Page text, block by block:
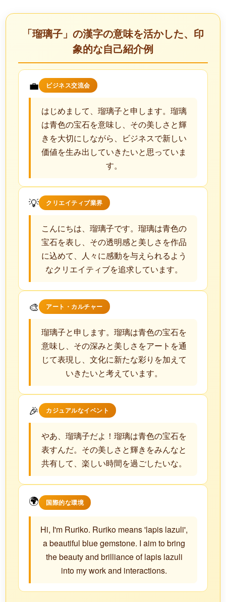
「瑠璃子」の漢字の意味を活かした、印
象的な自己紹介例
💼 ビジネス交流会
はじめまして、瑠璃子と申します。瑠璃
は青色の宝石を意味し、その美しさと輝
きを大切にしながら、ビジネスで新しい
価値を生み出していきたいと思っていま
す。
💡 クリエイティブ業界
こんにちは、瑠璃子です。瑠璃は青色の
宝石を表し、その透明感と美しさを作品
に込めて、人々に感動を与えられるよう
なクリエイティブを追求しています。
🎨 アート・カルチャー
瑠璃子と申します。瑠璃は青色の宝石を
意味し、その深みと美しさをアートを通
じて表現し、文化に新たな彩りを加えて
いきたいと考えています。
🎉 カジュアルなイベント
やあ、瑠璃子だよ！瑠璃は青色の宝石を
表すんだ。その美しさと輝きをみんなと
共有して、楽しい時間を過ごしたいな。
🌍 国際的な環境
Hi, I'm Ruriko. Ruriko means 'lapis lazuli',
a beautiful blue gemstone. I aim to bring
the beauty and brilliance of lapis lazuli
into my work and interactions.